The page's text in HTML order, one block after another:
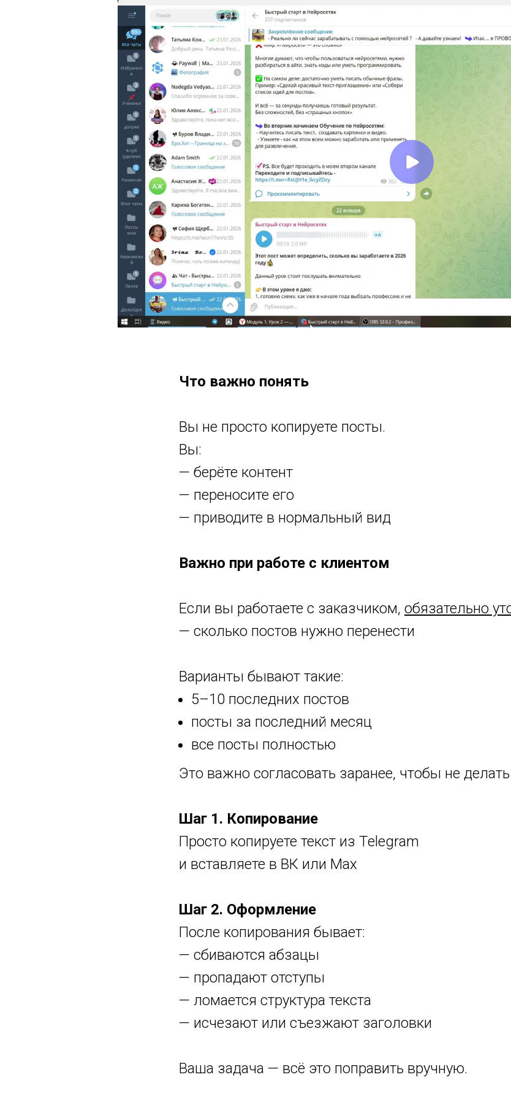
Что важно понять
Вы не просто копируете посты.
Вы:
— берёте контент
— переносите его
— приводите в нормальный вид
Важно при работе с клиентом
Если вы работаете с заказчиком, обязательно
— сколько постов нужно перенести
Варианты бывают такие:
5–10 последних постов
посты за последний месяц
все посты полностью
Это важно согласовать заранее, чтобы не
Шаг 1. Копирование
Просто копируете текст из Telegram
и вставляете в ВК или Max
Шаг 2. Оформление
После копирования бывает:
— сбиваются абзацы
— пропадают отступы
— ломается структура текста
— исчезают или съезжают заголовки
Ваша задача — всё это поправить вручную.